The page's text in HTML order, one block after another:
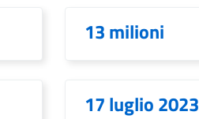
13 milioni
17 luglio 2023